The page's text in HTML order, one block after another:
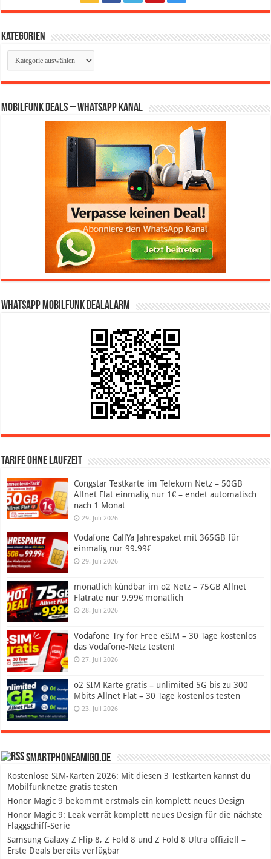
Kategorien
Kategorien
Mobilfunk Deals – WhatsApp Kanal
WhatsApp Mobilfunk DealAlarm
Tarife ohne Laufzeit
Congstar Testkarte im Telekom Netz – 50GB
Allnet Flat einmalig nur 1€ – endet automatisch
nach 1 Monat
29. Juli 2026
Vodafone CallYa Jahrespaket mit 365GB für
einmalig nur 99.99€
29. Juli 2026
monatlich kündbar im o2 Netz – 75GB Allnet
Flatrate nur 9.99€ monatlich
28. Juli 2026
Vodafone Try for Free eSIM – 30 Tage kostenlos
das Vodafone-Netz testen!
27. Juli 2026
o2 SIM Karte gratis – unlimited 5G bis zu 300
Mbits Allnet Flat – 30 Tage kostenlos testen
23. Juli 2026
SmartphoneAmigo.de
Kostenlose SIM-Karten 2026: Mit diesen 3 Testkarten kannst du
Mobilfunknetze gratis testen
Honor Magic 9 bekommt erstmals ein komplett neues Design
Honor Magic 9: Leak verrät komplett neues Design für die nächste
Flaggschiff-Serie
Samsung Galaxy Z Flip 8, Z Fold 8 und Z Fold 8 Ultra offiziell –
Erste Deals bereits verfügbar